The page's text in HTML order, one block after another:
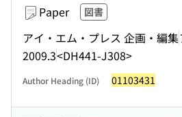
Paper 図書
アイ・エム・プレス 企画・編集
2009.3<DH441-J308>
Author Heading (ID) 01103431